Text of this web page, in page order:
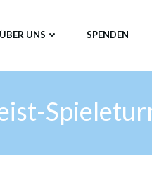
ÜBER UNS SPENDEN